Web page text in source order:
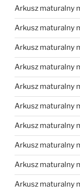
Arkusz maturalny
Arkusz maturalny
Arkusz maturalny
Arkusz maturalny
Arkusz maturalny
Arkusz maturalny
Arkusz maturalny
Arkusz maturalny
Arkusz maturalny
Arkusz maturalny